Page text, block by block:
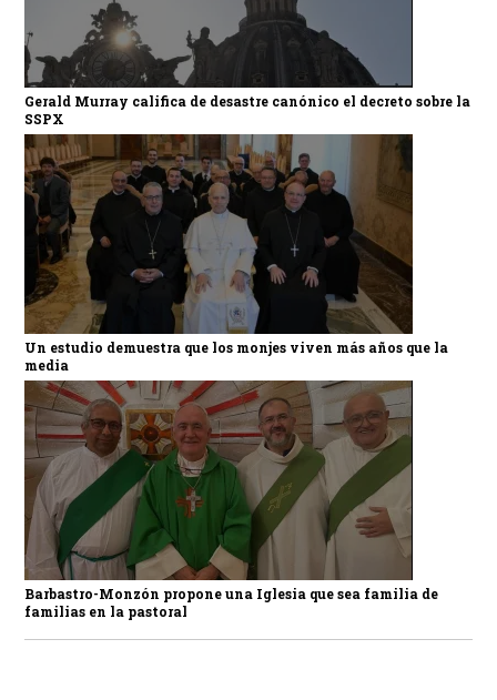
Gerald Murray califica de desastre canónico el decreto sobre la
SSPX
Un estudio demuestra que los monjes viven más años que la
media
Barbastro-Monzón propone una Iglesia que sea familia de
familias en la pastoral